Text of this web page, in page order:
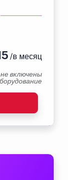
/в месяц
включены